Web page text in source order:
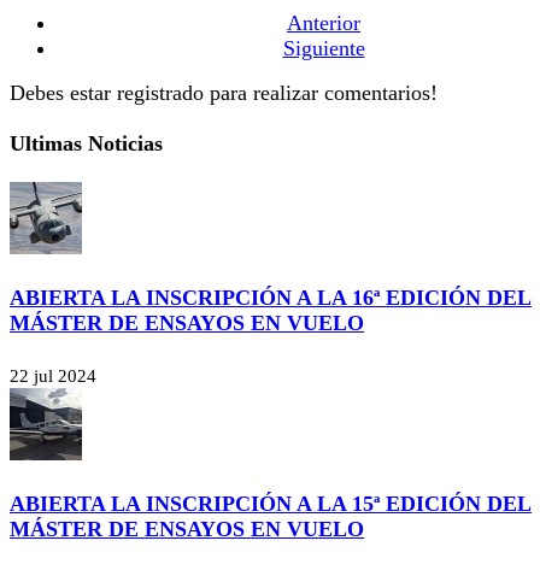
Anterior
Siguiente
Debes estar registrado para realizar comentarios!
Ultimas Noticias
ABIERTA LA INSCRIPCIÓN A LA 16ª EDICIÓN DEL
MÁSTER DE ENSAYOS EN VUELO
22 jul 2024
ABIERTA LA INSCRIPCIÓN A LA 15ª EDICIÓN DEL
MÁSTER DE ENSAYOS EN VUELO